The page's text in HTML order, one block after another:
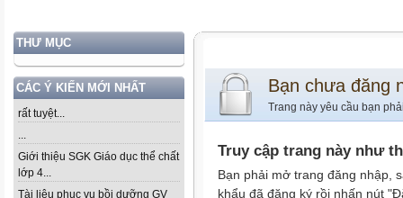
THƯ MỤC
CÁC Ý KIẾN MỚI NHẤT
rất tuyệt...
...
Giới thiệu SGK Giáo dục thể chất
lớp 4...
Tài liệu phục vụ bồi dưỡng GV
Bạn chưa đăng
Trang này yêu cầu bạn
Truy cập trang này như
Bạn phải mở trang đăng nhập,
khẩu đã đăng ký rồi nhấn nút